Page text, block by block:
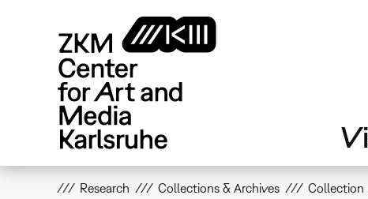
Research Collections & Archives Collection